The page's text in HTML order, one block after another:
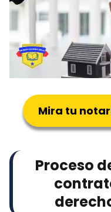
Mira tu
Proceso